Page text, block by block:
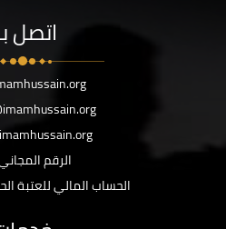
اتصل
الرقم
الحساب المالي للعتبة